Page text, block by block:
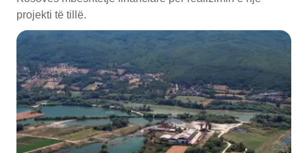
projekti të tillë.